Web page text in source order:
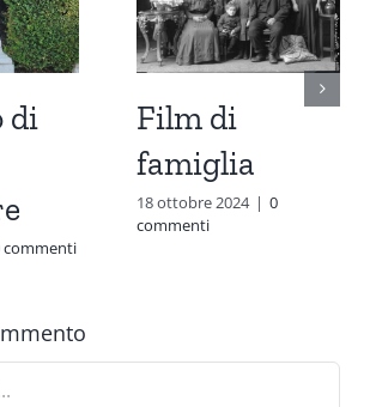
di
commenti
Film di
famiglia
18 ottobre 2024 | 0
commenti